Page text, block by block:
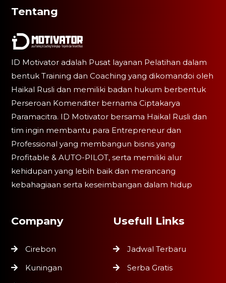
Tentang
ID Motivator adalah Pusat layanan Pelatihan dalam
bentuk Training dan Coaching yang dikomandoi oleh
Haikal Rusli dan memiliki badan hukum berbentuk
Perseroan Komenditer bernama Ciptakarya
Paramacitra. ID Motivator bersama Haikal Rusli dan
tim ingin membantu para Entrepreneur dan
Professional yang membangun bisnis yang
Profitable & AUTO-PILOT, serta memiliki alur
kehidupan yang lebih baik dan merancang
kebahagiaan serta keseimbangan dalam hidup
Company
Cirebon
Kuningan
Usefull Links
Jadwal Terbaru
Serba Gratis